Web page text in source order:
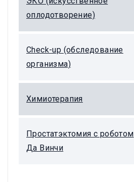
оплодотворение)
Check-up (обследование
организма)
Химиотерапия
Простатэктомия с роботом
Да Винчи